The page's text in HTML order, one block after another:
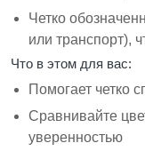
Четко
или транспорт),
Что в этом для вас:
Помогает четко
Сравнивайте
уверенностью